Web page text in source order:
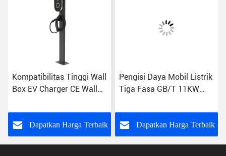
Kompatibilitas Tinggi Wall
Box EV Charger CE Wall
Station
Dapatkan Harga Terbaik
Pengisi Daya Mobil Listrik
Tiga Fasa GB/T 11KW
Rumah
Dapatkan Harga Terbaik